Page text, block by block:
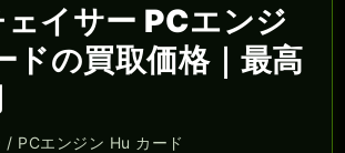
イサー PCエンジ
ドの買取価格｜最高
/ PCエンジン Hu カード